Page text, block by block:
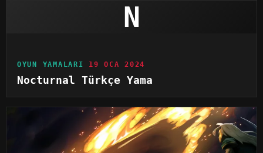
N
OYUN YAMALARI 19 OCA 2024
Nocturnal Türkçe Yama